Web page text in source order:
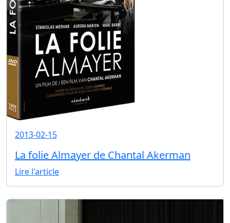
2013-02-15
La folie Almayer de Chantal Akerman
Lire l'article